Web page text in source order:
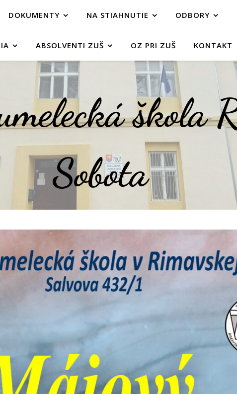
DOKUMENTY NA STIAHNUTIE ODBORY
ABSOLVENTI ZUŠ OZ PRI ZUŠ KONTAKT
škola
Sobota